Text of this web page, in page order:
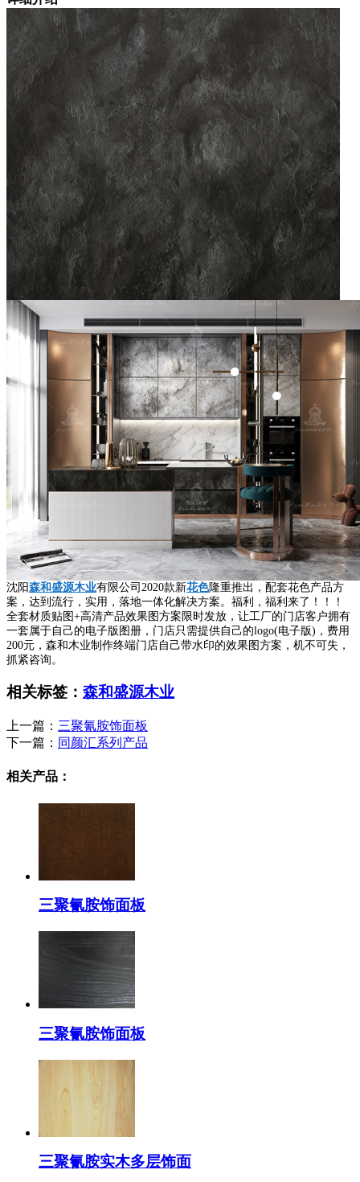
沈阳森和盛源木业有限公司2020款新花色隆重推出，配套花色产品方
案，达到流行，实用，落地一体化解决方案。福利，福利来了！！！
全套材质贴图+高清产品效果图方案限时发放，让工厂的门店客户拥有
一套属于自己的电子版图册，门店只需提供自己的logo(电子版)，费用
200元，森和木业制作终端门店自己带水印的效果图方案，机不可失，
抓紧咨询。
相关标签： 森和盛源木业
上一篇： 三聚氰胺饰面板
下一篇： 同颜汇系列产品
相关产品：
三聚氰胺饰面板
三聚氰胺饰面板
三聚氰胺实木多层饰面